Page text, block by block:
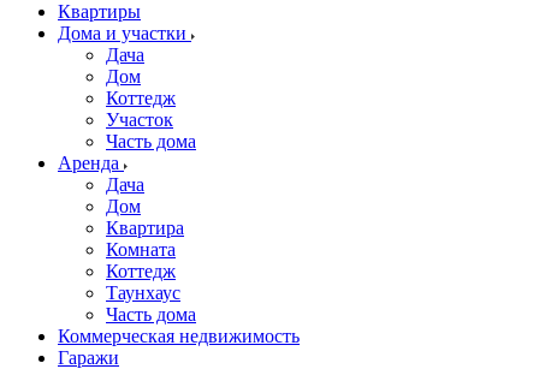
Квартиры
Дома и участки
Дача
Дом
Коттедж
Участок
Часть дома
Аренда
Дача
Дом
Квартира
Комната
Коттедж
Таунхаус
Часть дома
Коммерческая недвижимость
Гаражи